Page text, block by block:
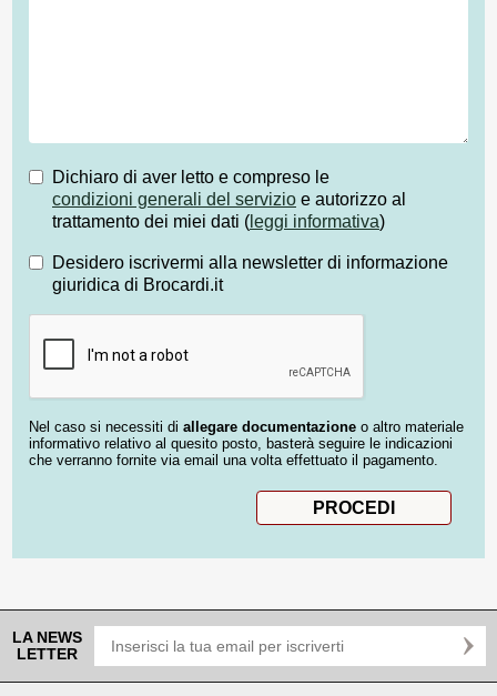
Dichiaro di aver letto e compreso le
condizioni generali del servizio e autorizzo al
trattamento dei miei dati ( leggi informativa)
Desidero iscrivermi alla newsletter di informazione
giuridica di Brocardi.it
Nel caso si necessiti di allegare documentazione o altro materiale
informativo relativo al quesito posto, basterà seguire le indicazioni
che verranno fornite via email una volta effettuato il pagamento.
LA NEWS
LETTER